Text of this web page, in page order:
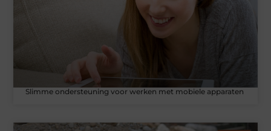
Slimme ondersteuning voor werken met mobiele apparaten